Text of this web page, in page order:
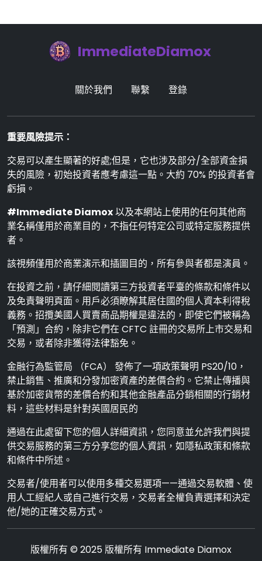
ImmediateDiamox
關於我們 聯繫 登錄
重要風險提示：
交易可以產生顯著的好處;但是，它也涉及部分/全部資金損
失的風險，初始投資者應考慮這一點。大約 70% 的投資者會
虧損。
#Immediate Diamox以及本網站上使用的任何其他商
業名稱僅用於商業目的，不指任何特定公司或特定服務提供
者。
該視頻僅用於商業演示和插圖目的，所有參與者都是演員。
在投資之前，請仔細閱讀第三方投資者平臺的條款和條件以
及免責聲明頁面。用戶必須瞭解其居住國的個人資本利得稅
義務。招攬美國人買賣商品期權是違法的，即使它們被稱為
「預測」合約，除非它們在 CFTC 註冊的交易所上市交易和
交易，或者除非獲得法律豁免。
金融行為監管局 （FCA） 發佈了一項政策聲明 PS20/10，
禁止銷售、推廣和分發加密資產的差價合約。它禁止傳播與
基於加密貨幣的差價合約和其他金融產品分銷相關的行銷材
料，這些材料是針對英國居民的
通過在此處留下您的個人詳細資訊，您同意並允許我們與提
供交易服務的第三方分享您的個人資訊，如隱私政策和條款
和條件中所述。
交易者/使用者可以使用多種交易選項——通過交易軟體、使
用人工經紀人或自己進行交易，交易者全權負責選擇和決定
他/她的正確交易方式。
版權所有 © 2025 版權所有 Immediate Diamox